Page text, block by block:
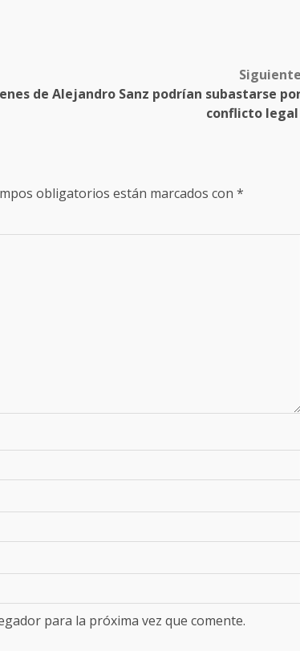
Siguiente
de Alejandro Sanz podrían subastarse
conflicto legal
obligatorios están marcados con *
para la próxima vez que comente.